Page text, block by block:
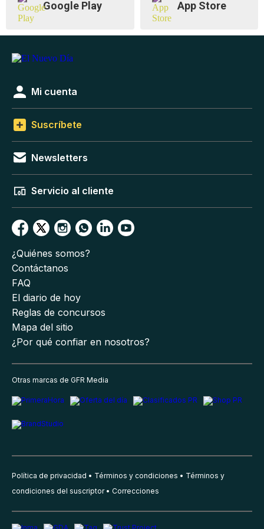
Google Play App Store
Mi cuenta
Suscríbete
Newsletters
Servicio al cliente
¿Quiénes somos?
Contáctanos
FAQ
El diario de hoy
Reglas de concursos
Mapa del sitio
¿Por qué confiar en nosotros?
Otras marcas de GFR Media
Política de privacidad Términos y condiciones
Términos y
condiciones del suscriptor
Correcciones